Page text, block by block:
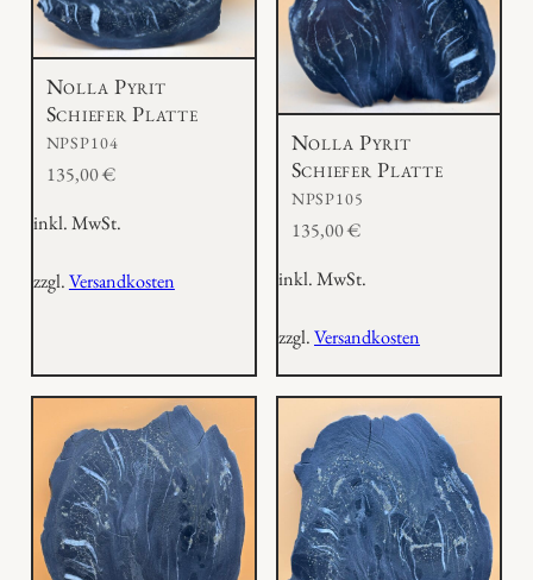
Nolla Pyrit
Schiefer Platte
NPSP104
135,00€
inkl. MwSt.
zzgl.Versandkosten
Nolla Pyrit
Schiefer Platte
NPSP105
135,00€
inkl. MwSt.
zzgl.Versandkosten